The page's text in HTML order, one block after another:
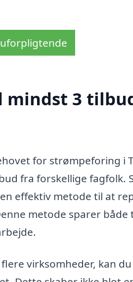
3
for strømpeforing i
fra forskellige fagfolk.
effektiv metode til at
metode sparer
virksomheder, kan